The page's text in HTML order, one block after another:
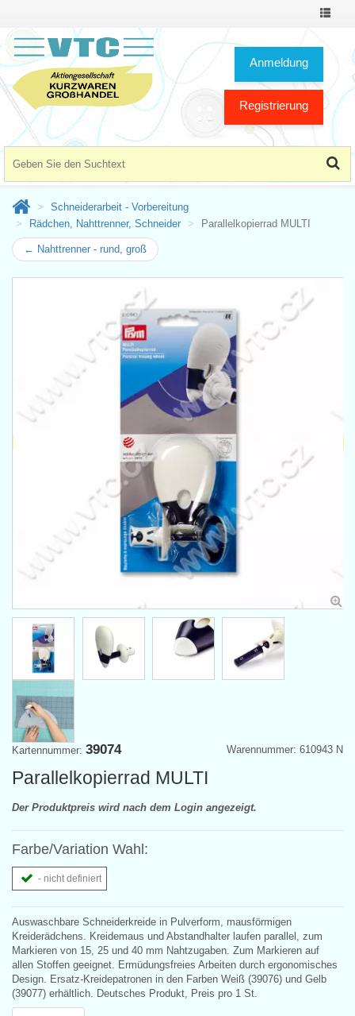
Toggle
Anmeldung
Registrierung
Schneiderarbeit - Vorbereitung
Rädchen, Nahttrenner, Schneider
Parallelkopierrad MULTI
← Nahttrenner - rund, groß
Warennummer: 610943 N
Kartennummer: 39074
Parallelkopierrad MULTI
Der Produktpreis wird nach dem Login angezeigt.
Farbe/Variation Wahl:
- nicht definiert
Auswaschbare Schneiderkreide in Pulverform, mausförmigen
Kreiderädchens. Kreidemaus und Abstandhalter laufen parallel, zum
Markieren von 15, 25 und 40 mm Nahtzugaben. Zum Markieren auf
allen Stoffen geeignet. Ermüdungsfreies Arbeiten durch ergonomisches
Design. Ersatz-Kreidepatronen in den Farben Weiß (39076) und Gelb
(39077) erhältlich. Deutsches Produkt, Preis pro 1 St.